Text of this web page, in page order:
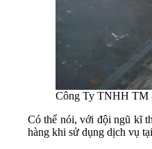
Công Ty TNHH TM
Có thể nói, với đội ngũ kĩ
hàng khi sử dụng dịch vụ